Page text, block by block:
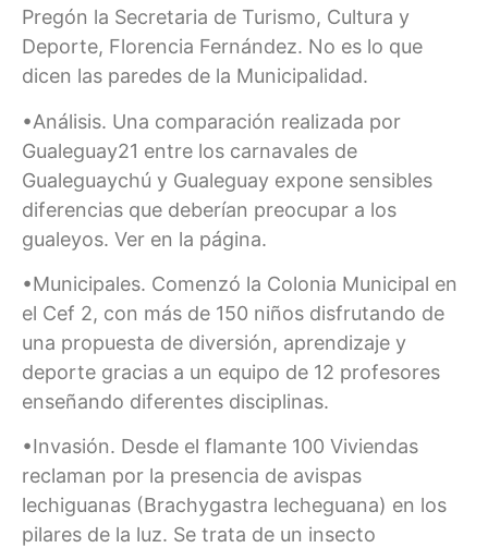
Pregón la Secretaria de Turismo, Cultura y
Deporte, Florencia Fernández. No es lo que
dicen las paredes de la Municipalidad.
•Análisis. Una comparación realizada por
Gualeguay21 entre los carnavales de
Gualeguaychú y Gualeguay expone sensibles
diferencias que deberían preocupar a los
gualeyos. Ver en la página.
•Municipales. Comenzó la Colonia Municipal en
el Cef 2, con más de 150 niños disfrutando de
una propuesta de diversión, aprendizaje y
deporte gracias a un equipo de 12 profesores
enseñando diferentes disciplinas.
•Invasión. Desde el flamante 100 Viviendas
reclaman por la presencia de avispas
lechiguanas (Brachygastra lecheguana) en los
pilares de la luz. Se trata de un insecto